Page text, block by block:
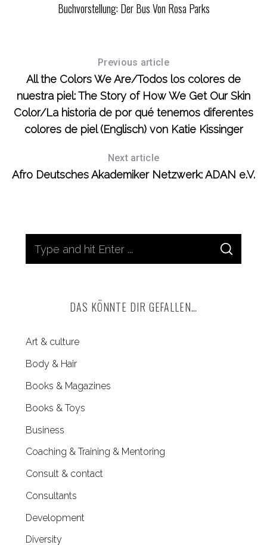
Buchvorstellung: Der Bus Von Rosa Parks
Previous article
All the Colors We Are/Todos los colores de
nuestra piel: The Story of How We Get Our Skin
Color/La historia de por qué tenemos diferentes
colores de piel (Englisch) von Katie Kissinger
Next article
Afro Deutsches Akademiker Netzwerk: ADAN e.V.
f
o
:
S
A
DAS KÖNNTE DIR GEFALLEN…
Art & culture
Body & Hair
Books & Magazines
Books & Toys
Business
Coaching & Training & Mentoring
Consult & contact
Consultants
Development
Diversity
S
a
r
h
o
r